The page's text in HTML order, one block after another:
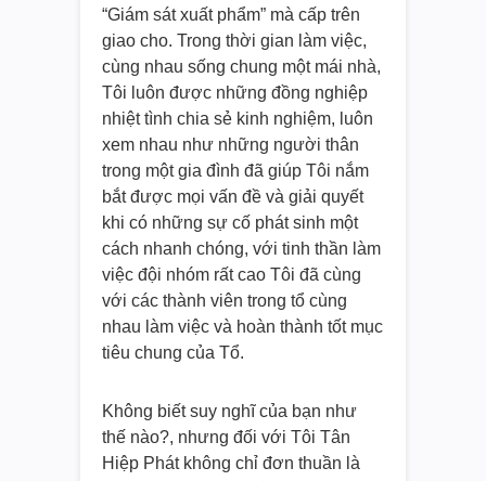
“Giám sát xuất phẩm” mà cấp trên
giao cho. Trong thời gian làm việc,
cùng nhau sống chung một mái nhà,
Tôi luôn được những đồng nghiệp
nhiệt tình chia sẻ kinh nghiệm, luôn
xem nhau như những người thân
trong một gia đình đã giúp Tôi nắm
bắt được mọi vấn đề và giải quyết
khi có những sự cố phát sinh một
cách nhanh chóng, với tinh thần làm
việc đội nhóm rất cao Tôi đã cùng
với các thành viên trong tổ cùng
nhau làm việc và hoàn thành tốt mục
tiêu chung của Tổ.
Không biết suy nghĩ của bạn như
thế nào?, nhưng đối với Tôi Tân
Hiệp Phát không chỉ đơn thuần là